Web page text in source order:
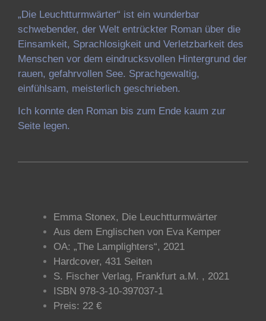
„Die Leuchtturmwärter“ ist ein wunderbar
schwebender, der Welt entrückter Roman über die
Einsamkeit, Sprachlosigkeit und Verletzbarkeit des
Menschen vor dem eindrucksvollen Hintergrund der
rauen, gefahrvollen See. Sprachgewaltig,
einfühlsam, meisterlich geschrieben.
Ich konnte den Roman bis zum Ende kaum zur
Seite legen.
Emma Stonex, Die Leuchtturmwärter
Aus dem Englischen von Eva Kemper
OA: „The Lamplighters“, 2021
Hardcover, 431 Seiten
S. Fischer Verlag, Frankfurt a.M. , 2021
ISBN 978-3-10-397037-1
Preis: 22 €